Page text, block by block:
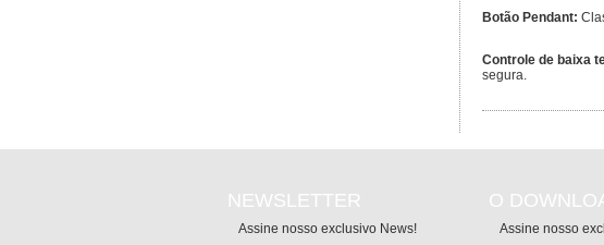
Botão Pendant:
Controle de baixa
segura.
NEWSLETTER
Assine nosso exclusivo News!
O
Assine nosso